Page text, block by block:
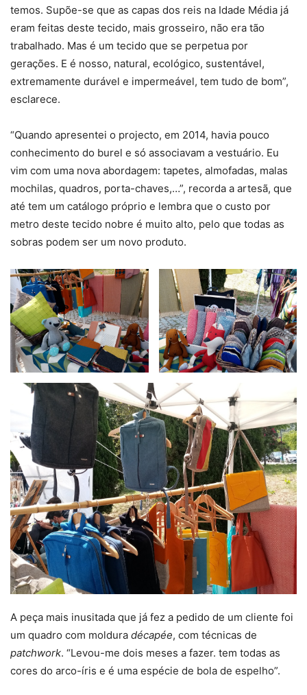
temos. Supõe-se que as capas dos reis na Idade Média já
eram feitas deste tecido, mais grosseiro, não era tão
trabalhado. Mas é um tecido que se perpetua por
gerações. E é nosso, natural, ecológico, sustentável,
extremamente durável e impermeável, tem tudo de bom”,
esclarece.
“Quando apresentei o projecto, em 2014, havia pouco
conhecimento do burel e só associavam a vestuário. Eu
vim com uma nova abordagem: tapetes, almofadas, malas
mochilas, quadros, porta-chaves,…”, recorda a artesã, que
até tem um catálogo próprio e lembra que o custo por
metro deste tecido nobre é muito alto, pelo que todas as
sobras podem ser um novo produto.
A peça mais inusitada que já fez a pedido de um cliente foi
um quadro com moldura décapée, com técnicas de
patchwork. “Levou-me dois meses a fazer. tem todas as
cores do arco-íris e é uma espécie de bola de espelho”.